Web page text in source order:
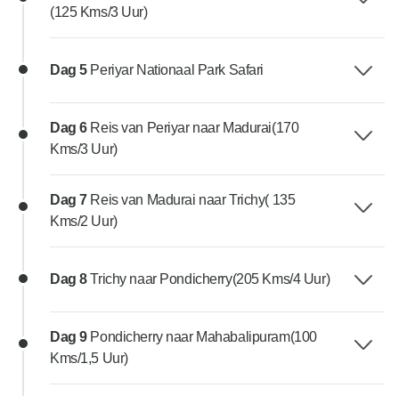
(125 Kms/3 Uur)
Dag 5 Periyar Nationaal Park Safari
Dag 6 Reis van Periyar naar Madurai(170
Kms/3 Uur)
Dag 7 Reis van Madurai naar Trichy( 135
Kms/2 Uur)
Dag 8Trichy naar Pondicherry(205 Kms/4 Uur)
Dag 9 Pondicherry naar Mahabalipuram(100
Kms/1,5 Uur)